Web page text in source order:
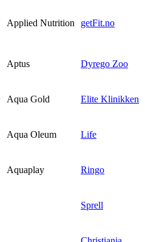
Applied Nutrition getFit.no
Aptus Dyrego Zoo
Aqua Gold Elite Klinikken
Aqua Oleum Life
Aquaplay Ringo
Sprell